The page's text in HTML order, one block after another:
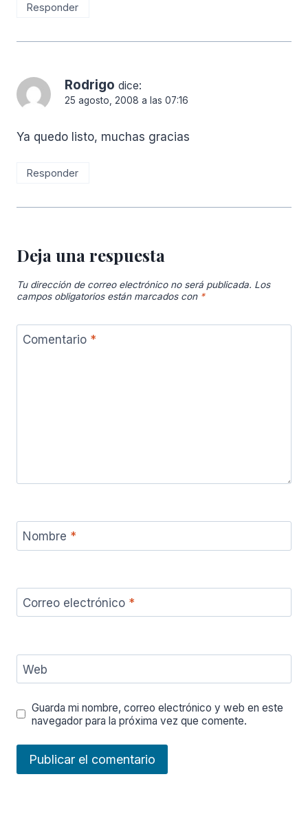
Responder
Rodrigo dice:
25 agosto, 2008 a las 07:16
Ya quedo listo, muchas gracias
Responder
Deja una respuesta
Tu dirección de correo electrónico no será publicada. Los
campos obligatorios están marcados con *
Comentario *
Nombre *
Correo electrónico *
Web
Guarda mi nombre, correo electrónico y web en este
navegador para la próxima vez que comente.